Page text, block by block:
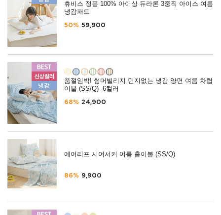
휴비스 정품 100% 아이싱 듀라론 3중직 아이스 여름
냉감패드
50% 59,900
품절임박! 썸머빌리지 먼지없는 냉감 양면 여름 차렵
이불 (SS/Q) -6컬러
68% 24,900
에어리프 시어서커 여름 홑이불 (SS/Q)
86% 9,900